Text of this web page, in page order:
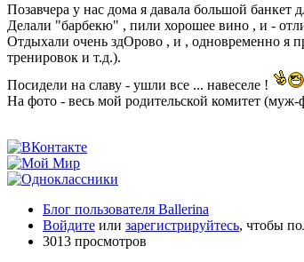
Позавчера у нас дома я давала большой банкет
Делали "барбекю" , пили хорошее вино , и -
Отдыхали очень здОрово , и , одновременно я
тренировок и т.д.).
Посидели на славу - ушли все ... навеселе !
На фото - весь мой родительской комитет (муж-
Блог пользователя Ballerina
Войдите или зарегистрируйтесь, чтобы
3013 просмотров